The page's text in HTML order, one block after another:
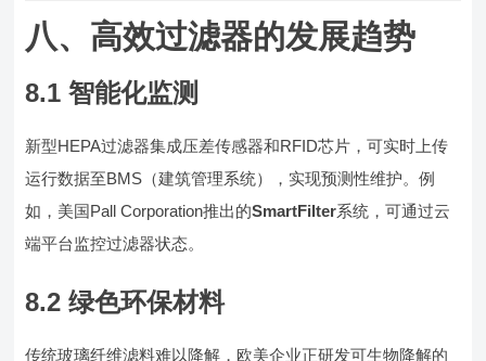
八、高效过滤器的发展趋势
8.1 智能化监测
新型HEPA过滤器集成压差传感器和RFID芯片，可实时上传
运行数据至BMS（建筑管理系统），实现预测性维护。例
如，美国Pall Corporation推出的SmartFilter系统，可通过云
端平台监控过滤器状态。
8.2 绿色环保材料
传统玻璃纤维滤料难以降解，欧美企业正研发可生物降解的